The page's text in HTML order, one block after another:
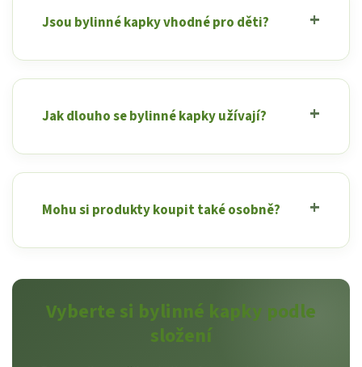
Jsou bylinné kapky vhodné pro děti?
Jak dlouho se bylinné kapky užívají?
Mohu si produkty koupit také osobně?
Vyberte si bylinné kapky podle
složení